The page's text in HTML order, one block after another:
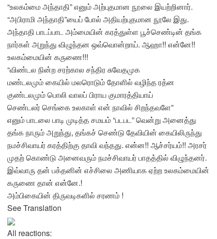
“உலகம்மை அந்தாதி” எனும் அற்புதமான நூலை இயற்றினார்.
“அபிராமி அந்தாதி”யைப் போல் அதியற்புதமான நூலே இது.
அந்தாதி பாடப்பாட அம்மையின் கரத்துள்ள பூச்செண்டின் தங்க
நார்கள் அறுந்து விழுந்தன ஒவ்வொன்றாய். ஆஹா!! என்னே!!
உலகம்மையின் கருணை!!!
“விண்டல நின்ற சரற்கால சந்திர சுவேதமுக
மண்டலமும் கையில் மலரொடும் தோளில் வழிந்த ரத்ன
குண்டலமும் பொலி வாலப் பிராய குமாரத்தியாய்
செண்டலர் செங்கை உலகாள் என் நாவில் சிறந்தவளே”
எனும் பாடலை பாடி முடித்த சமயம் “படபட” வென்று அனைத்து
தங்க நாரும் அறுந்து, தங்கச் செண்டு தேவியின் கையிலிருந்து
நமச்சிவாயர் கரத்திற்கு தாவி வந்தது. என்ன!! ஆச்சர்யம்!! அரசர்
முதற் கொண்டு அனைவரும் நமச்சிவாயர் பாதத்தில் விழுந்தனர்.
இவ்வாரு தன் பக்தனின் எச்சிலை அணியாக ஏற்ற உலகம்மையின்
கருணை தான் என்னே.!
அம்பிகையின் திருவடிகளில் சரணம் !
See Translation
All reactions: